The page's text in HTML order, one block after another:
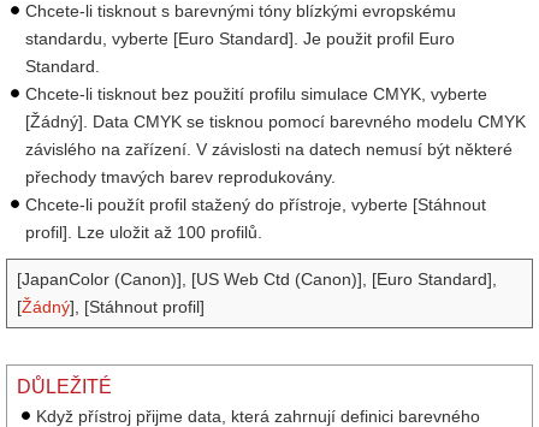
Chcete-li tisknout s barevnými tóny blízkými evropskému
standardu, vyberte [Euro Standard]. Je použit profil Euro
Standard.
Chcete-li tisknout bez použití profilu simulace CMYK, vyberte
[Žádný]. Data CMYK se tisknou pomocí barevného modelu CMYK
závislého na zařízení. V závislosti na datech nemusí být některé
přechody tmavých barev reprodukovány.
Chcete-li použít profil stažený do přístroje, vyberte [Stáhnout
profil]. Lze uložit až 100 profilů.
[JapanColor (Canon)], [US Web Ctd (Canon)], [Euro Standard],
[Žádný], [Stáhnout profil]
DŮLEŽITÉ
Když přístroj přijme data, která zahrnují definici barevného